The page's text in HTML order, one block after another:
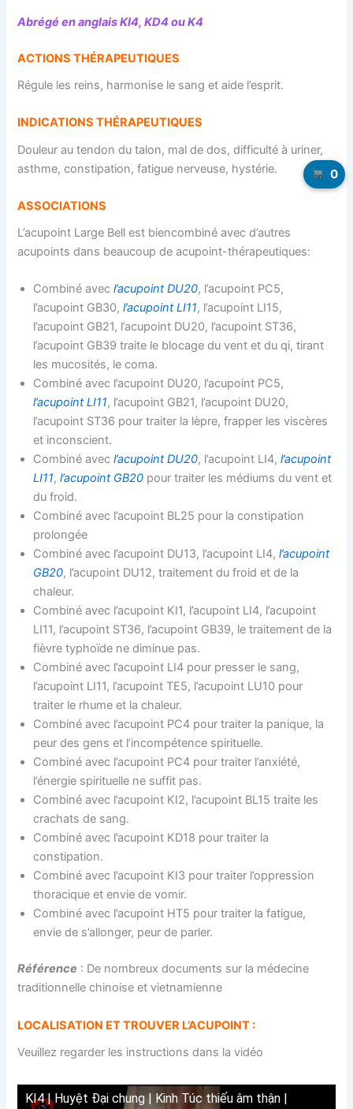
Abrégé en anglais KI4, KD4 ou K4
ACTIONS THÉRAPEUTIQUES
Régule les reins, harmonise le sang et aide l’esprit.
INDICATIONS THÉRAPEUTIQUES
Douleur au tendon du talon, mal de dos, difficulté à uriner,
asthme, constipation, fatigue nerveuse, hystérie.
ASSOCIATIONS
L’acupoint Large Bell est biencombiné avec d’autres
acupoints dans beaucoup de acupoint-thérapeutiques:
Combiné avecl’acupoint DU20, l’acupoint PC5,
l’acupoint GB30,l’acupoint LI11, l’acupoint LI15,
l’acupoint GB21, l’acupoint DU20, l’acupoint ST36,
l’acupoint GB39 traite le blocage du vent et du qi, tirant
les mucosités, le coma.
Combiné avec l’acupoint DU20, l’acupoint PC5,
l’acupoint LI11, l’acupoint GB21, l’acupoint DU20,
l’acupoint ST36 pour traiter la lèpre, frapper les viscères
et inconscient.
Combiné avec l’acupoint DU20, l’acupoint LI4,l’acupoint
LI11,l’acupoint GB20 pour traiter les médiums du vent et
du froid.
Combiné avec l’acupoint BL25 pour la constipation
prolongée
Combiné avec l’acupoint DU13, l’acupoint LI4,l’acupoint
GB20, l’acupoint DU12, traitement du froid et de la
chaleur.
Combiné avec l’acupoint KI1, l’acupoint LI4, l’acupoint
LI11, l’acupoint ST36, l’acupoint GB39, le traitement de la
fièvre typhoïde ne diminue pas.
Combiné avec l’acupoint LI4 pour presser le sang,
l’acupoint LI11, l’acupoint TE5, l’acupoint LU10 pour
traiter le rhume et la chaleur.
Combiné avec l’acupoint PC4 pour traiter la panique, la
peur des gens et l’incompétence spirituelle.
Combiné avec l’acupoint PC4 pour traiter l’anxiété,
l’énergie spirituelle ne suffit pas.
Combiné avec l’acupoint KI2, l’acupoint BL15 traite les
crachats de sang.
Combiné avec l’acupoint KD18 pour traiter la
constipation.
Combiné avec l’acupoint KI3 pour traiter l’oppression
thoracique et envie de vomir.
Combiné avec l’acupoint HT5 pour traiter la fatigue,
envie de s’allonger, peur de parler.
Référence : De nombreux documents sur la médecine
traditionnelle chinoise et vietnamienne
LOCALISATION ET TROUVER L’ACUPOINT :
Veuillez regarder les instructions dans la vidéo
KI4 | Huyệt Đại chung | Kinh Túc thiếu âm thận |
0